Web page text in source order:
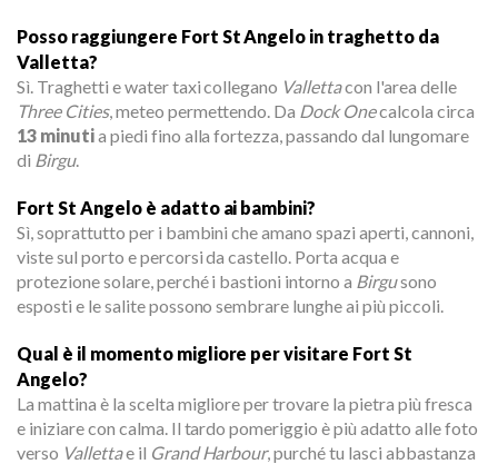
Posso raggiungere Fort St Angelo in traghetto da
Valletta?
Sì. Traghetti e water taxi collegano Vallettacon l'area delle
Three Cities, meteo permettendo. Da Dock Onecalcola circa
13 minutia piedi fino alla fortezza, passando dal lungomare
di Birgu.
Fort St Angelo è adatto ai bambini?
Sì, soprattutto per i bambini che amano spazi aperti, cannoni,
viste sul porto e percorsi da castello. Porta acqua e
protezione solare, perché i bastioni intorno a Birgusono
esposti e le salite possono sembrare lunghe ai più piccoli.
Qual è il momento migliore per visitare Fort St
Angelo?
La mattina è la scelta migliore per trovare la pietra più fresca
e iniziare con calma. Il tardo pomeriggio è più adatto alle foto
verso Vallettae il Grand Harbour, purché tu lasci abbastanza